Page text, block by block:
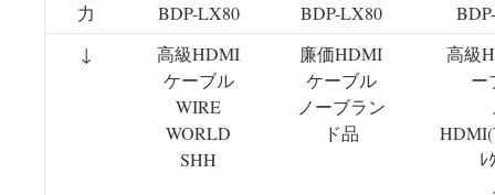
力
BDP-LX80
BDP-LX80
↓
高級HDMI
ケーブル
WIRE
WORLD
SHH
廉価HDMI
ケーブル
ノーブラン
ド品
高級
ー
ﾚ